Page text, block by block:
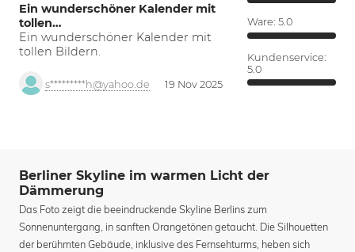
Ein wunderschöner Kalender mit
tollen…
Ein wunderschöner Kalender mit
tollen Bildern.
s*********h@yahoo.de 19 Nov 2025
Ware: 5.0
Kundenservice:
5.0
Berliner Skyline im warmen Licht der
Dämmerung
Das Foto zeigt die beeindruckende Skyline Berlins zum
Sonnenuntergang, in sanften Orangetönen getaucht. Die Silhouetten
der berühmten Gebäude, inklusive des Fernsehturms, heben sich